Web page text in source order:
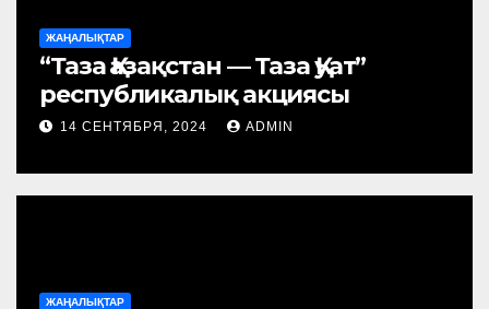
ЖАҢАЛЫҚТАР
“Таза Қазақстан — Таза Қуат”
республикалық акциясы
14 СЕНТЯБРЯ, 2024 ADMIN
ЖАҢАЛЫҚТАР